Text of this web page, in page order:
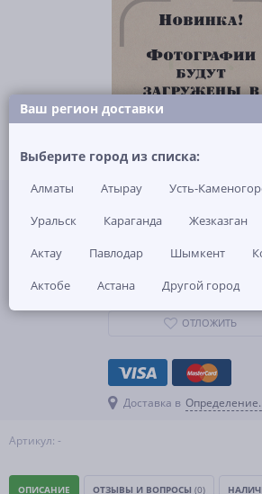
Артикул: -
1 290 KZT за 1
В наличии 68
-
+
КУПИТЬ
ОТЛОЖИТЬ
Доставка в
ОПИСАНИЕ ОТЗЫВЫ И ВОПРОСЫ (0)
Ваш регион доставки
Выберите город из списка:
Алматы Атырау Усть-
Уральск
Караганда Жезказган
Актау
Павлодар Шымкент
Актобе
Астана Другой город